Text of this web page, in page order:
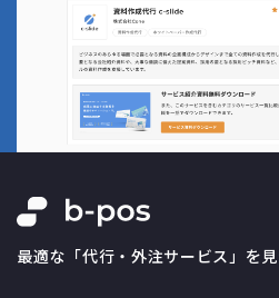
最適な「代行・外注サービス」を見